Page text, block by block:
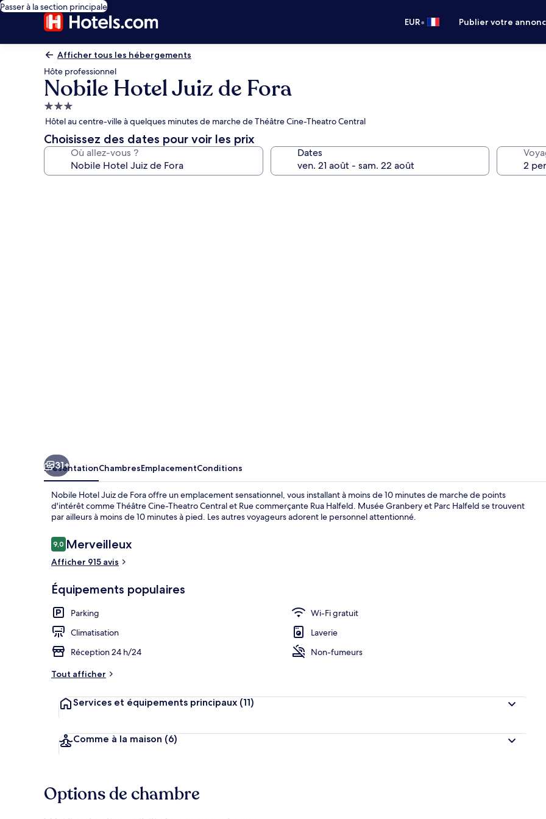
Passer à la section principale
EUR• Publier votre
Afficher tous les hébergements
Hôte professionnel
Nobile Hotel Juiz de Fora
Hébergement
3.0 étoiles
Hôtel au centre-ville à quelques minutes de marche de Théâtre Cine-Theatro Central
Choisissez des dates pour voir les prix
Où allez-vous ? Dates
31+
PrésentationChambresEmplacementConditions
Nobile Hotel Juiz de Fora offre un emplacement sensationnel, vous installant à moins de 10 minutes de marche de points
d'intérêt comme Théâtre Cine-Theatro Central et Rue commerçante Rua Halfeld. Musée Granbery et Parc Halfeld se trouvent
par ailleurs à moins de 10 minutes à pied. Les autres voyageurs adorent le personnel attentionné.
Avis
voyageurs
9,09,0 sur 10
Merveilleux
Afficher 915 avis
Équipements populaires
Parking
Wi-Fi gratuit
Climatisation
Laverie
Réception 24 h/24
Non-fumeurs
Tout afficher
Services et équipements principaux (11)
Comme à la maison (6)
Options de chambre